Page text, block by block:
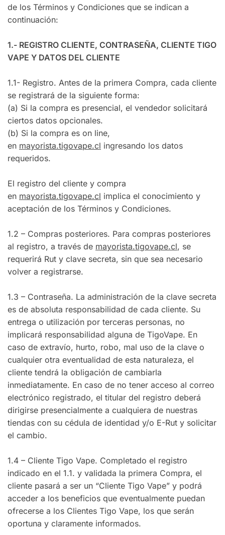
de los Términos y Condiciones que se indican a
continuación:
1.- REGISTRO CLIENTE, CONTRASEÑA, CLIENTE TIGO
VAPE Y DATOS DEL CLIENTE
1.1- Registro. Antes de la primera Compra, cada cliente
se registrará de la siguiente forma:
(a) Si la compra es presencial, el vendedor solicitará
ciertos datos opcionales.
(b) Si la compra es on line,
en mayorista.tigovape.cl ingresando los datos
requeridos.
El registro del cliente y compra
en mayorista.tigovape.cl implica el conocimiento y
aceptación de los Términos y Condiciones.
1.2 – Compras posteriores. Para compras posteriores
al registro, a través de mayorista.tigovape.cl, se
requerirá Rut y clave secreta, sin que sea necesario
volver a registrarse.
1.3 – Contraseña. La administración de la clave secreta
es de absoluta responsabilidad de cada cliente. Su
entrega o utilización por terceras personas, no
implicará responsabilidad alguna de TigoVape. En
caso de extravío, hurto, robo, mal uso de la clave o
cualquier otra eventualidad de esta naturaleza, el
cliente tendrá la obligación de cambiarla
inmediatamente. En caso de no tener acceso al correo
electrónico registrado, el titular del registro deberá
dirigirse presencialmente a cualquiera de nuestras
tiendas con su cédula de identidad y/o E-Rut y solicitar
el cambio.
1.4 – Cliente Tigo Vape. Completado el registro
indicado en el 1.1. y validada la primera Compra, el
cliente pasará a ser un “Cliente Tigo Vape” y podrá
acceder a los beneficios que eventualmente puedan
ofrecerse a los Clientes Tigo Vape, los que serán
oportuna y claramente informados.